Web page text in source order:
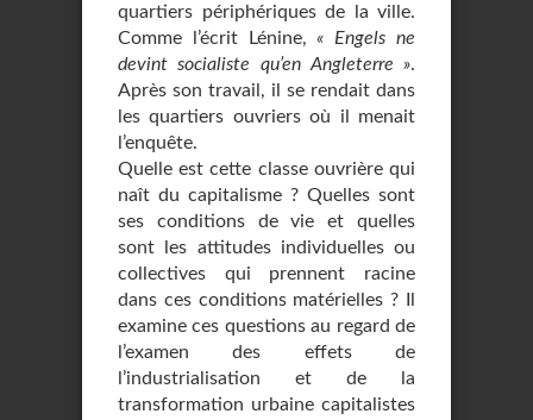
quartiers périphériques de la ville.
Comme l’écrit Lénine,« Engels ne
devint socialiste qu’en Angleterre ».
Après son travail, il se rendait dans
les quartiers ouvriers où il menait
l’enquête.
Quelle est cette classe ouvrière qui
naît du capitalisme ? Quelles sont
ses conditions de vie et quelles
sont les attitudes individuelles ou
collectives qui prennent racine
dans ces conditions matérielles ? Il
examine ces questions au regard de
l’examen des effets de
l’industrialisation et de la
transformation urbaine capitalistes